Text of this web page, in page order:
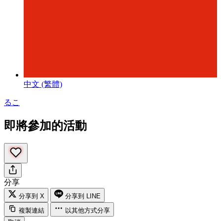
中文 (繁體)
るこ
即將參加的活動
分享
分享到 X
分享到 LINE
複製連結
以其他方式分享